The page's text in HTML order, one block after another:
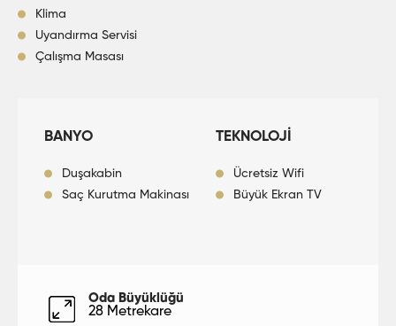
Klima
Uyandırma Servisi
Çalışma Masası
BANYO
Duşakabin
Saç Kurutma Makinası
TEKNOLOJİ
Ücretsiz Wifi
Büyük Ekran TV
Oda Büyüklüğü
28 Metrekare